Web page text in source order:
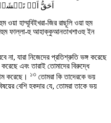
اَحَقُّ اَنۡ
ওয়া হাম্মূবিইখরা-জির রাছূলি ওয়া হুম
ফাল্লা-হু আহাক্কুআনতাখশাওহু ইন
যারা নিজেদের প্রতিশ্রুতি ভঙ্গ করেছে
এবং তারাই তোমাদের বিরুদ্ধে
করেছে। ১৩ তোমরা কি তাদেরকে ভয়
বেশি হকদার যে, তোমরা তাকে ভয়